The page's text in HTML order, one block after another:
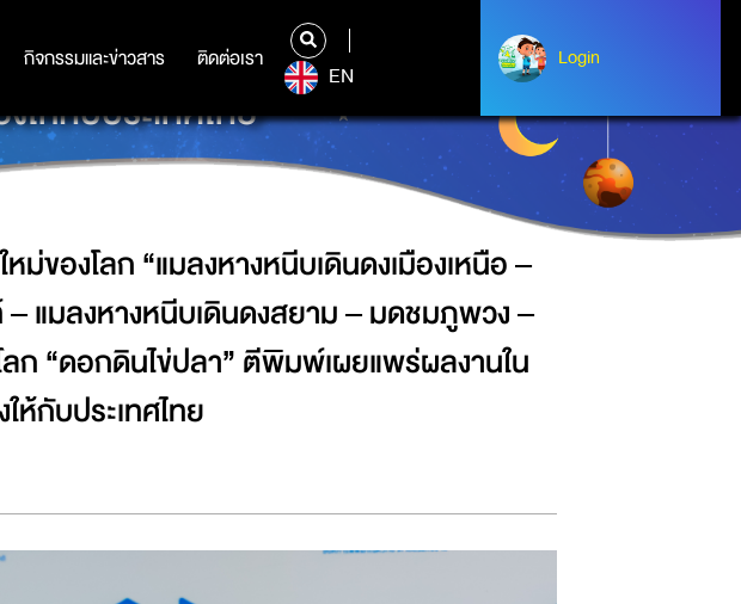
กิจกรรมและข่าวสาร ติดต่อเรา
กิจกรรมและข่าวสาร ติดต่อเรา
EN
Login
Login
องเหนือ – แมลงหางหนีบเดินดงเมืองจันท์ – แมลง
องโลก “ดอกดินไข่ปลา” ตีพิมพ์เผยแพร่ผลงานใน
ให้กับประเทศไทย
ของโลก “แมลงหางหนีบเดินดงเมืองเหนือ –
– แมลงหางหนีบเดินดงสยาม – มดชมภูพวง –
ก “ดอกดินไข่ปลา” ตีพิมพ์เผยแพร่ผลงานใน
ห้กับประเทศไทย